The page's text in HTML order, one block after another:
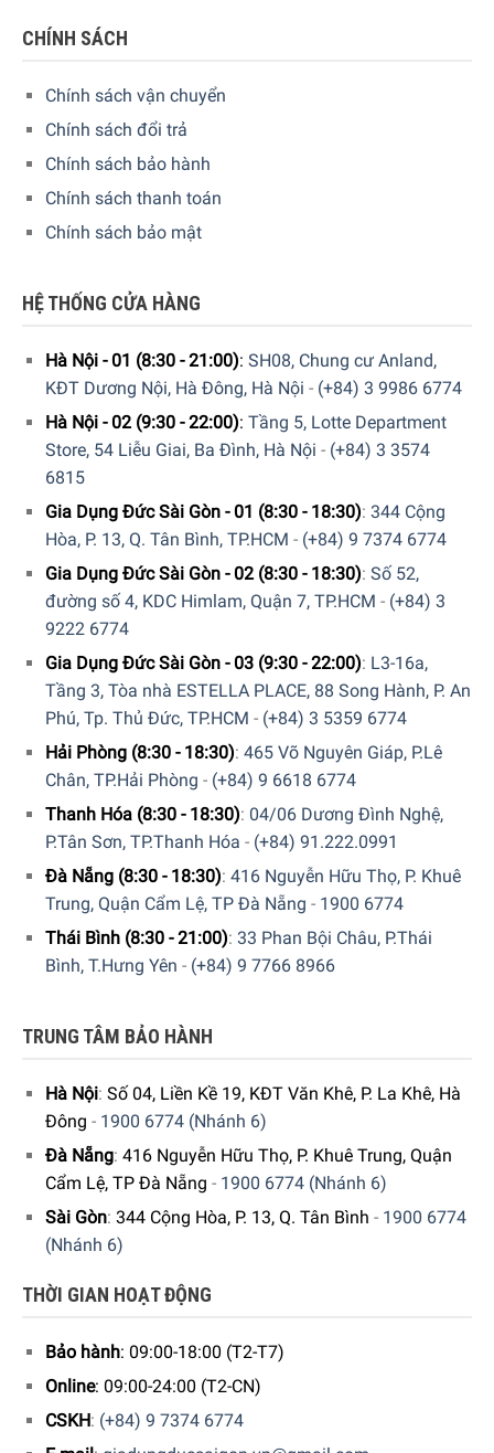
Đèn Chống Cận Wilit U13AQ với các khớp nối điều chỉnh được
4. Trang bị sạc không dây tiện lợi
dây theo chuẩn Qi, một tính năng vô cùng tiện lợi cho công
việc của bạn khi không phải sử dụng quá nhiều dây kết nối
tại bạn làm việc. Ngoài ra, Đèn Chống Cận Wilit U13AQ
cũng trang bị cổng sạc nhanh USB loại A cho các thiết bị
thông thường khác.
Đèn Chống Cận Wilit U13AQ với tính năng sạc không dây
5. Trang bị màn hình hiển thị sắc nét
Đèn Chống Cận Wilit U13AQ được trang bị màn hình cực kỳ
sắc nét với các thông số được hiển thị to, rõ trên thân đèn
trên đèn luôn hoạt động ngay cả khi không được cấp
nguồn thường xuyên nhờ viên pin dự phòng đi kèm.
CHÍNH SÁCH
Chính sách vận chuyển
Chính sách đổi trả
Chính sách bảo hành
Chính sách thanh toán
Chính sách bảo mật
HỆ THỐNG CỬA HÀNG
Hà Nội - 01 (8:30 - 21:00): SH08, Chung cư Anland,
KĐT Dương Nội, Hà Đông, Hà Nội - (+84) 3 9986 6774
Hà Nội - 02 (9:30 - 22:00): Tầng 5, Lotte Department
Store, 54 Liễu Giai, Ba Đình, Hà Nội - (+84) 3 3574
6815
Gia Dụng Đức Sài Gòn - 01 (8:30 - 18:30): 344 Cộng
Hòa, P. 13, Q. Tân Bình, TP.HCM - (+84) 9 7374 6774
Gia Dụng Đức Sài Gòn - 02 (8:30 - 18:30): Số 52,
đường số 4, KDC Himlam, Quận 7, TP.HCM - (+84) 3
9222 6774
Gia Dụng Đức Sài Gòn - 03 (9:30 - 22:00): L3-16a,
Tầng 3, Tòa nhà ESTELLA PLACE, 88 Song Hành, P. An
Phú, Tp. Thủ Đức, TP.HCM - (+84) 3 5359 6774
Hải Phòng (8:30 - 18:30): 465 Võ Nguyên Giáp, P.Lê
Chân, TP.Hải Phòng - (+84) 9 6618 6774
Thanh Hóa (8:30 - 18:30): 04/06 Dương Đình Nghệ,
P.Tân Sơn, TP.Thanh Hóa - (+84) 91.222.0991
Đà Nẵng (8:30 - 18:30): 416 Nguyễn Hữu Thọ, P. Khuê
Trung, Quận Cẩm Lệ, TP Đà Nẵng - 1900 6774
Thái Bình (8:30 - 21:00): 33 Phan Bội Châu, P.Thái
Bình, T.Hưng Yên - (+84) 9 7766 8966
TRUNG TÂM BẢO HÀNH
Hà Nội: Số 04, Liền Kề 19, KĐT Văn Khê, P. La Khê, Hà
Đông - 1900 6774 (Nhánh 6)
Đà Nẵng: 416 Nguyễn Hữu Thọ, P. Khuê Trung, Quận
Cẩm Lệ, TP Đà Nẵng - 1900 6774 (Nhánh 6)
Sài Gòn: 344 Cộng Hòa, P. 13, Q. Tân Bình - 1900 6774
(Nhánh 6)
THỜI GIAN HOẠT ĐỘNG
Bảo hành: 09:00-18:00 (T2-T7)
Online: 09:00-24:00 (T2-CN)
CSKH: (+84) 9 7374 6774